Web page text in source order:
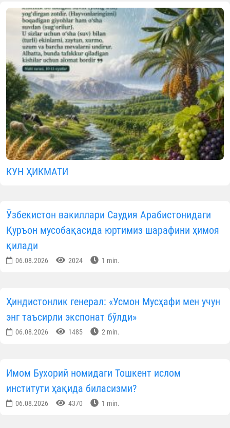
КУН ҲИКМАТИ
Ўзбекистон вакиллари Саудия Арабистонидаги
Қуръон мусобақасида юртимиз шарафини ҳимоя
қилади
06.08.2026 2024 1 min.
Ҳиндистонлик генерал: «Усмон Мусҳафи мен учун
энг таъсирли экспонат бўлди»
06.08.2026 1485 2 min.
Имом Бухорий номидаги Тошкент ислом
институти ҳақида биласизми?
06.08.2026 4370 1 min.